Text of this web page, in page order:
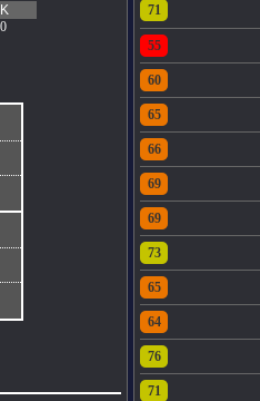
71
55
60
65
66
69
69
73
65
64
76
71